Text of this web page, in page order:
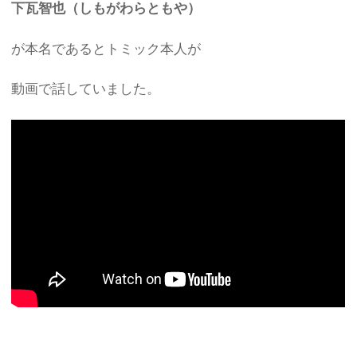
下瓦智也（しもがわらともや）
が本名であるとトミック本人が
動画で話していました。